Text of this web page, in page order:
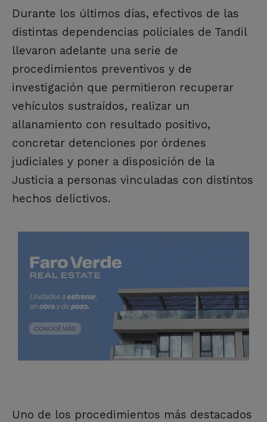
Durante los últimos días, efectivos de las
distintas dependencias policiales de Tandil
llevaron adelante una serie de
procedimientos preventivos y de
investigación que permitieron recuperar
vehículos sustraídos, realizar un
allanamiento con resultado positivo,
concretar detenciones por órdenes
judiciales y poner a disposición de la
Justicia a personas vinculadas con distintos
hechos delictivos.
Uno de los procedimientos más destacados